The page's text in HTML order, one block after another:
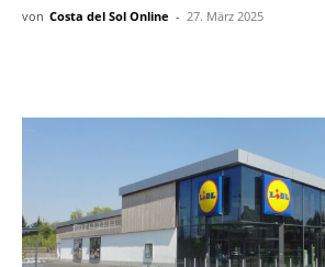
von Costa del Sol Online - 27. März 2025